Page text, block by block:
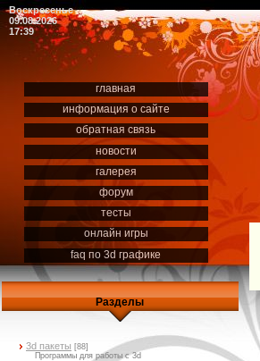
Воскресенье
09.08.2026
17:39
главная
информация о сайте
обратная связь
новости
галерея
форум
тесты
онлайн игры
faq по 3d графике
Разделы
3d пакеты [88]
Программы для работы с 3d